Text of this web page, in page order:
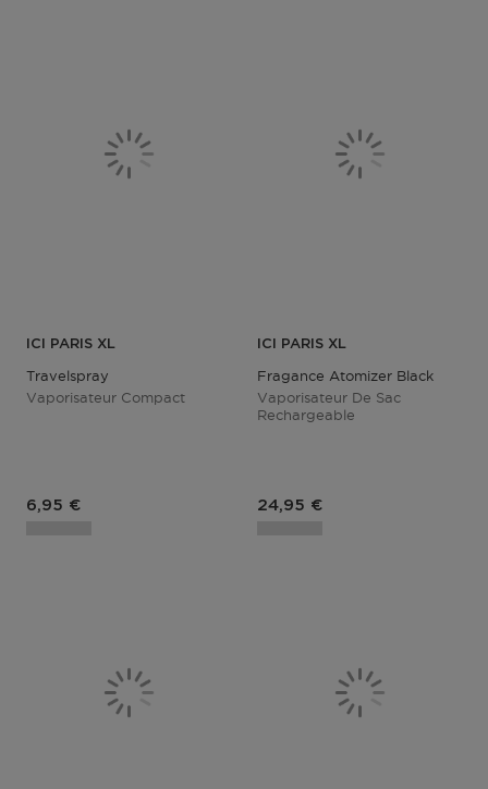
ICI PARIS XL
Travelspray
Vaporisateur Compact
Prix du produit
6,95 €
ICI PARIS XL
Fragance Atomizer Black
Vaporisateur De Sac
Rechargeable
Prix du produit
24,95 €